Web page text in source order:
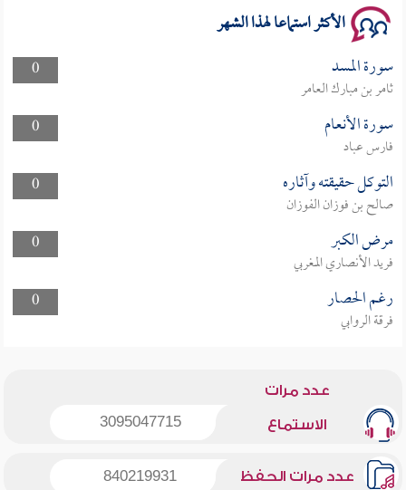
الأكثر استماعا لهذا الشهر
0 سورة المسد
ثامر بن مبارك العامر
0
سورة الأنعام
فارس عباد
0
التوكل حقيقته وآثاره
صالح بن فوزان الفوزان
0
مرض الكبر
فريد الأنصاري المغربي
0
رغم الحصار
فرقة الروابي
عدد مرات
الاستماع 3095047715
عدد مرات الحفظ 840219931